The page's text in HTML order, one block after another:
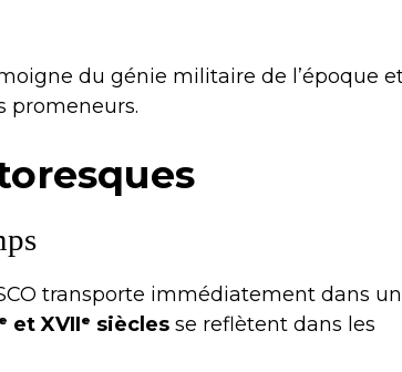
du génie militaire de l’époque
promeneurs.
transporte immédiatement dans
et XVIIᵉ siècles se reflètent dans les